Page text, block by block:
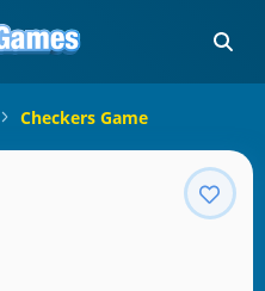
Checkers Game